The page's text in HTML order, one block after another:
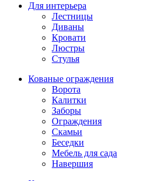
Для интерьера
Лестницы
Диваны
Кровати
Люстры
Стулья
Кованые ограждения
Ворота
Калитки
Заборы
Ограждения
Скамьи
Беседки
Мебель для сада
Навершия